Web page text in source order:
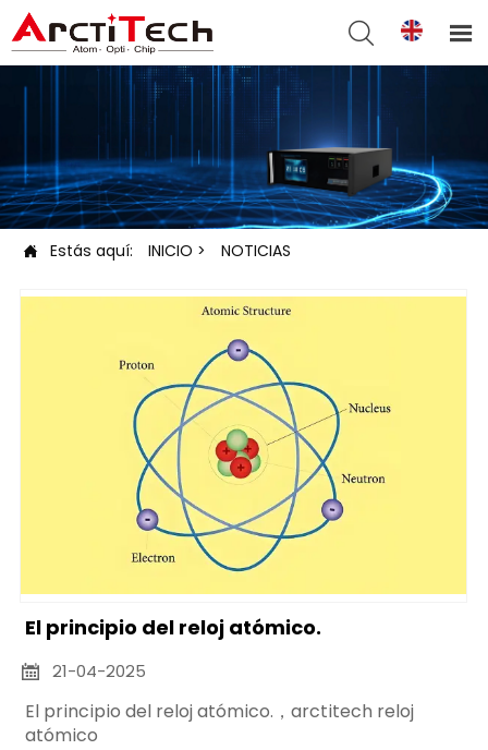
 
 Estás aquí: INICIO > NOTICIAS
El principio del reloj atómico.
 21-04-2025
El principio del reloj atómico.，arctitech reloj
atómico